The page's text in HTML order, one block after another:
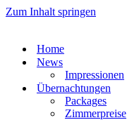
Zum Inhalt springen
Home
News
Impressionen
Übernachtungen
Packages
Zimmerpreise